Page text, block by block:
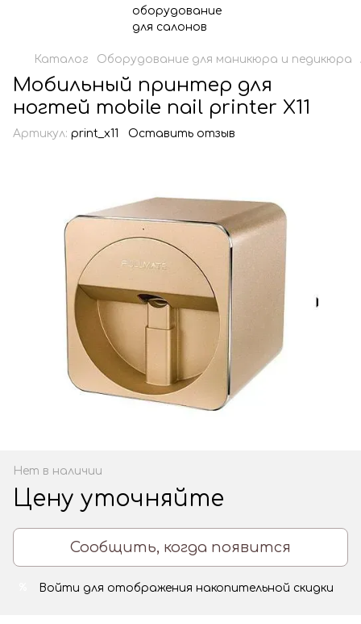
Каталог Оборудование для маникюра и педикюра
Мобильный принтер для
ногтей mobile nail printer X11
Артикул: print_x11 Оставить отзыв
Нет в наличии
Цену уточняйте
Сообщить, когда появится
Войти для отображения накопительной скидки